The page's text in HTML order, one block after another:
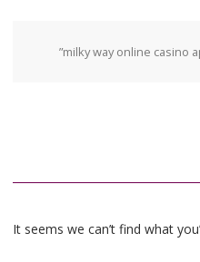
It seems we can’t find what